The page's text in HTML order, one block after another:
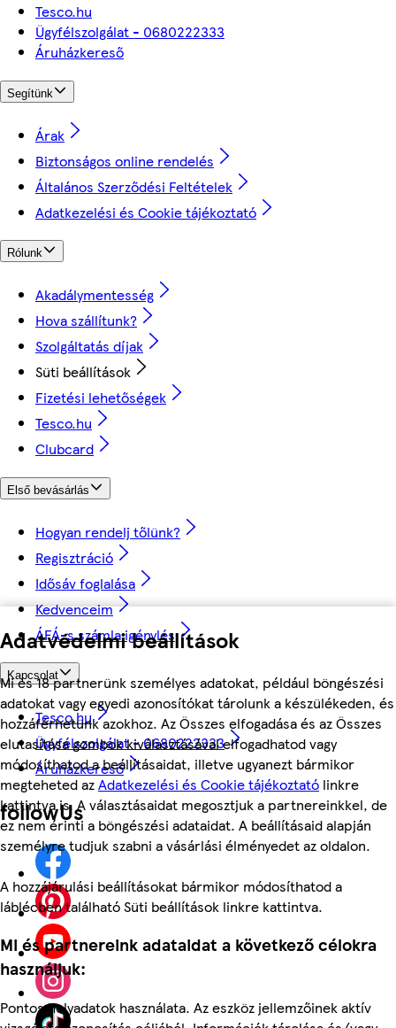
Adatvédelmi beállítások
Mi és 18 partnerünk személyes adatokat, például böngészési
adatokat vagy egyedi azonosítókat tárolunk a készülékeden, és
hozzáférhetünk azokhoz. Az Összes elfogadása és az Összes
elutasítása gombok kiválasztásával elfogadhatod vagy
módosíthatod a beállításaidat, illetve ugyanezt bármikor
megteheted azAdatkezelési és Cookie tájékoztató linkre
kattintva is. A választásaidat megosztjuk a partnereinkkel, de
ez nem érinti a böngészési adataidat. A beállításaid alapján
személyre tudjuk szabni a vásárlási élményedet az oldalon.
A hozzájárulási beállításokat bármikor módosíthatod a
láblécben található Süti beállítások linkre kattintva.
Mi és partnereink adataidat a következő célokra
használjuk:
Pontos helyadatok használata. Az eszköz jellemzőinek aktív
Tesco.hu
Ügyfélszolgálat - 0680222333
Áruházkereső
Segítünk
Árak
Biztonságos online rendelés
Általános Szerződési Feltételek
Adatkezelési és Cookie tájékoztató
Rólunk
Akadálymentesség
Hova szállítunk?
Szolgáltatás díjak
Süti beállítások
Fizetési lehetőségek
Tesco.hu
Clubcard
Első bevásárlás
Hogyan rendelj tőlünk?
Regisztráció
Idősáv foglalása
Kedvenceim
ÁFÁ-s számla igénylés
Kapcsolat
Tesco.hu
Ügyfélszolgálat - 0680222333
Áruházkereső
followUs